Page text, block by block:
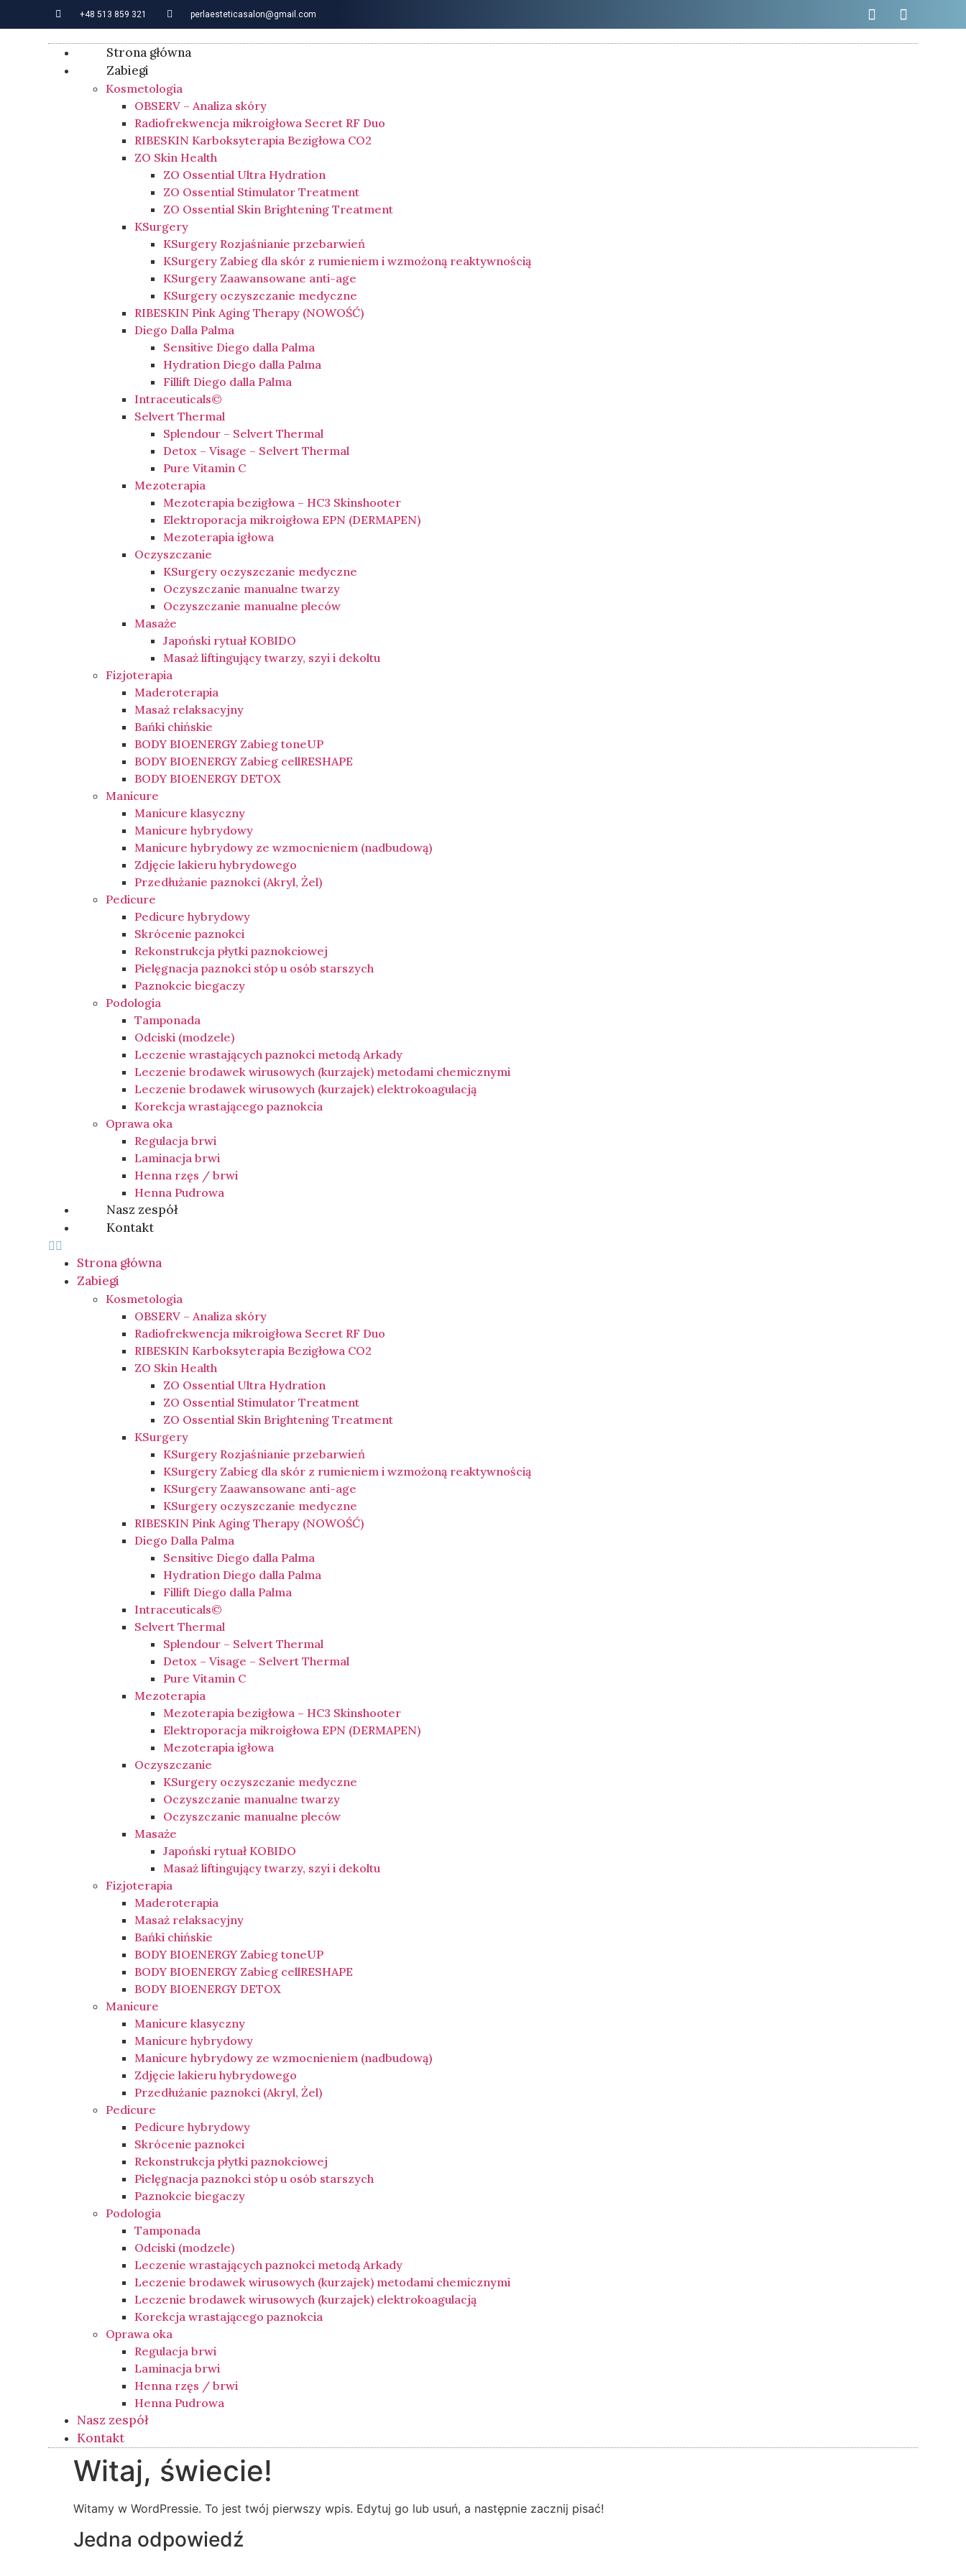
+48 513 859 321 perlaesteticasalon@gmail.com
Strona główna
Zabiegi
Kosmetologia
OBSERV – Analiza skóry
Radiofrekwencja mikroigłowa Secret RF Duo
RIBESKIN Karboksyterapia Bezigłowa CO2
ZO Skin Health
ZO Ossential Ultra Hydration
ZO Ossential Stimulator Treatment
ZO Ossential Skin Brightening Treatment
KSurgery
KSurgery Rozjaśnianie przebarwień
KSurgery Zabieg dla skór z rumieniem i wzmożoną reaktywnością
KSurgery Zaawansowane anti-age
KSurgery oczyszczanie medyczne
RIBESKIN Pink Aging Therapy (NOWOŚĆ)
Diego Dalla Palma
Sensitive Diego dalla Palma
Hydration Diego dalla Palma
Fillift Diego dalla Palma
Intraceuticals©
Selvert Thermal
Splendour – Selvert Thermal
Detox – Visage – Selvert Thermal
Pure Vitamin C
Mezoterapia
Mezoterapia bezigłowa – HC3 Skinshooter
Elektroporacja mikroigłowa EPN (DERMAPEN)
Mezoterapia igłowa
Oczyszczanie
KSurgery oczyszczanie medyczne
Oczyszczanie manualne twarzy
Oczyszczanie manualne pleców
Masaże
Japoński rytuał KOBIDO
Masaż liftingujący twarzy, szyi i dekoltu
Fizjoterapia
Maderoterapia
Masaż relaksacyjny
Bańki chińskie
BODY BIOENERGY Zabieg toneUP
BODY BIOENERGY Zabieg cellRESHAPE
BODY BIOENERGY DETOX
Manicure
Manicure klasyczny
Manicure hybrydowy
Manicure hybrydowy ze wzmocnieniem (nadbudową)
Zdjęcie lakieru hybrydowego
Przedłużanie paznokci (Akryl, Żel)
Pedicure
Pedicure hybrydowy
Skrócenie paznokci
Rekonstrukcja płytki paznokciowej
Pielęgnacja paznokci stóp u osób starszych
Paznokcie biegaczy
Podologia
Tamponada
Odciski (modzele)
Leczenie wrastających paznokci metodą Arkady
Leczenie brodawek wirusowych (kurzajek) metodami chemicznymi
Leczenie brodawek wirusowych (kurzajek) elektrokoagulacją
Korekcja wrastającego paznokcia
Oprawa oka
Regulacja brwi
Laminacja brwi
Henna rzęs / brwi
Henna Pudrowa
Nasz zespół
Kontakt
Strona główna
Zabiegi
Kosmetologia
OBSERV – Analiza skóry
Radiofrekwencja mikroigłowa Secret RF Duo
RIBESKIN Karboksyterapia Bezigłowa CO2
ZO Skin Health
ZO Ossential Ultra Hydration
ZO Ossential Stimulator Treatment
ZO Ossential Skin Brightening Treatment
KSurgery
KSurgery Rozjaśnianie przebarwień
KSurgery Zabieg dla skór z rumieniem i wzmożoną reaktywnością
KSurgery Zaawansowane anti-age
KSurgery oczyszczanie medyczne
RIBESKIN Pink Aging Therapy (NOWOŚĆ)
Diego Dalla Palma
Sensitive Diego dalla Palma
Hydration Diego dalla Palma
Fillift Diego dalla Palma
Intraceuticals©
Selvert Thermal
Splendour – Selvert Thermal
Detox – Visage – Selvert Thermal
Pure Vitamin C
Mezoterapia
Mezoterapia bezigłowa – HC3 Skinshooter
Elektroporacja mikroigłowa EPN (DERMAPEN)
Mezoterapia igłowa
Oczyszczanie
KSurgery oczyszczanie medyczne
Oczyszczanie manualne twarzy
Oczyszczanie manualne pleców
Masaże
Japoński rytuał KOBIDO
Masaż liftingujący twarzy, szyi i dekoltu
Fizjoterapia
Maderoterapia
Masaż relaksacyjny
Bańki chińskie
BODY BIOENERGY Zabieg toneUP
BODY BIOENERGY Zabieg cellRESHAPE
BODY BIOENERGY DETOX
Manicure
Manicure klasyczny
Manicure hybrydowy
Manicure hybrydowy ze wzmocnieniem (nadbudową)
Zdjęcie lakieru hybrydowego
Przedłużanie paznokci (Akryl, Żel)
Pedicure
Pedicure hybrydowy
Skrócenie paznokci
Rekonstrukcja płytki paznokciowej
Pielęgnacja paznokci stóp u osób starszych
Paznokcie biegaczy
Podologia
Tamponada
Odciski (modzele)
Leczenie wrastających paznokci metodą Arkady
Leczenie brodawek wirusowych (kurzajek) metodami chemicznymi
Leczenie brodawek wirusowych (kurzajek) elektrokoagulacją
Korekcja wrastającego paznokcia
Oprawa oka
Regulacja brwi
Laminacja brwi
Henna rzęs / brwi
Henna Pudrowa
Nasz zespół
Kontakt
Witaj, świecie!
Witamy w WordPressie. To jest twój pierwszy wpis. Edytuj go lub usuń, a następnie zacznij pisać!
Jedna odpowiedź